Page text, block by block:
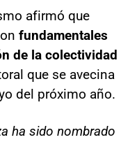
afirmó que
fundamentales
de la colectividad
que se avecina
del próximo año.
ha sido nombrado